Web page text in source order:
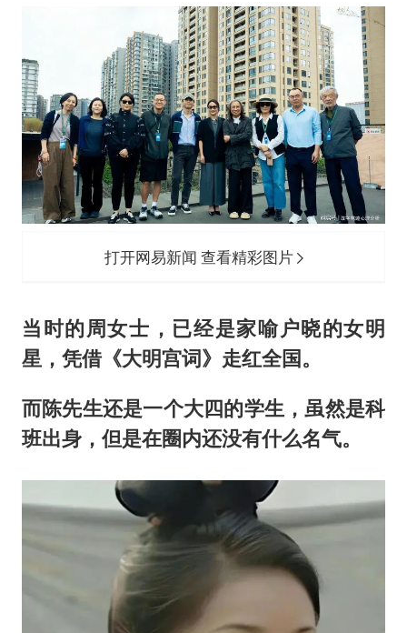
打开网易新闻 查看精彩图片
当时的周女士，已经是家喻户晓的女明
星，凭借《大明宫词》走红全国。
而陈先生还是一个大四的学生，虽然是科
班出身，但是在圈内还没有什么名气。